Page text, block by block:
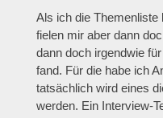
Als ich die Themenliste
fielen mir aber dann
dann doch irgendwie
fand. Für die habe ich
tatsächlich wird eines
werden. Ein Interview-